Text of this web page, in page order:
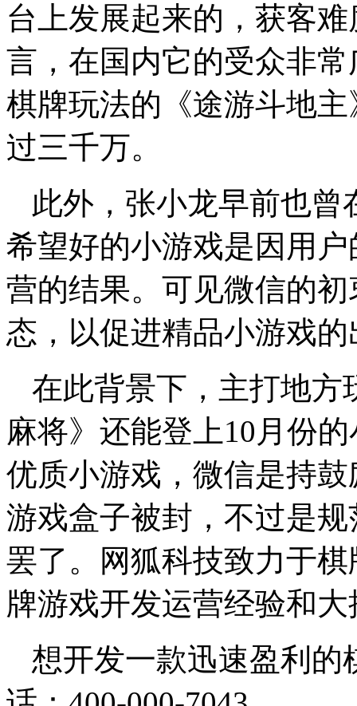
台上发展起来的，获客
言，在国内它的受众非
棋牌玩法的《途游斗地
过三千万。
此外，张小龙早前也曾
希望好的小游戏是因用
营的结果。可见微信的
态，以促进精品小游戏的
在此背景下，主打地方
麻将》还能登上10月份
优质小游戏，微信是持
游戏盒子被封，不过是
罢了。
网狐科技致力于
牌游戏开发运营经验和
想开发一款迅速盈利的